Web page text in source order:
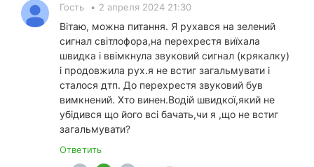
Гость • 2 апреля 2024 21:30
Вітаю, можна питання. Я рухався на зелений
сигнал світлофора,на перехрестя виїхала
швидка і ввімкнула звуковий сигнал (крякалку)
і продовжила рух.я не встиг загальмувати і
сталося дтп. До перехрестя звуковий був
вимкнений. Хто винен.Водій швидкої,який не
убідився що його всі бачать,чи я ,що не встиг
загальмувати?
Ответить